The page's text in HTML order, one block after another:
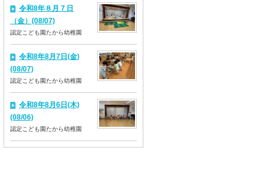
令和8年８月７日
（金）(08/07)
認定こども園たから幼稚園
令和8年8月7日(金)
(08/07)
認定こども園たから幼稚園
令和8年8月6日(木)
(08/06)
認定こども園たから幼稚園